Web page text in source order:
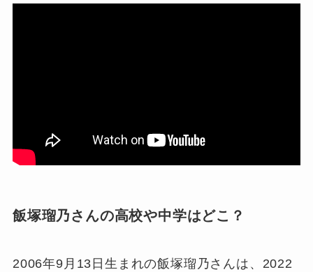
飯塚瑠乃さんの高校や中学はどこ？
2006年9月13日生まれの飯塚瑠乃さんは、2022